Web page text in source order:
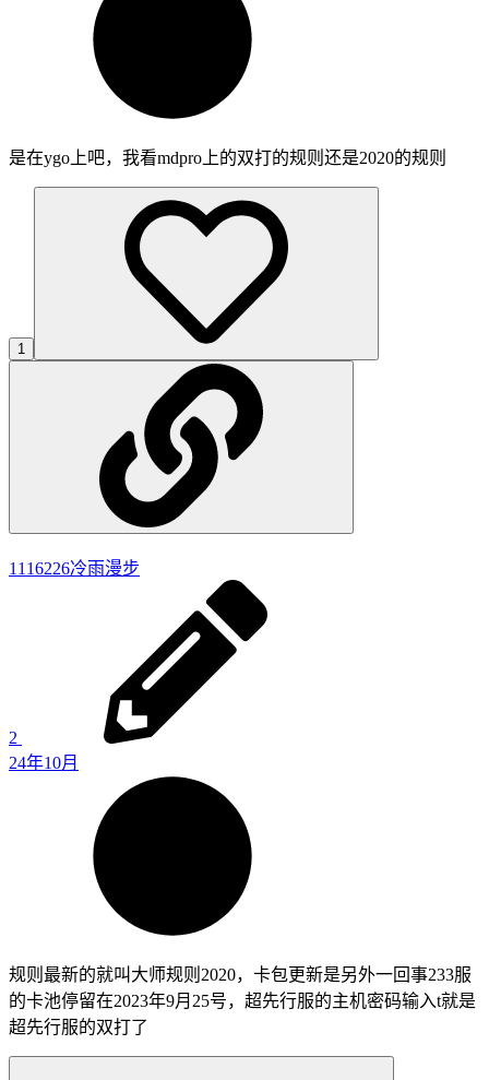
是在ygo上吧，我看mdpro上的双打的规则还是2020的规则
1
1116226冷雨漫步
2
24年10月
规则最新的就叫大师规则2020，卡包更新是另外一回事233服
的卡池停留在2023年9月25号，超先行服的主机密码输入t就是
超先行服的双打了